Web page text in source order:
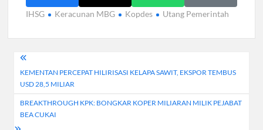
IHSG Keracunan MBG Kopdes Utang Pemerintah
Navigasi
pos
KEMENTAN PERCEPAT HILIRISASI KELAPA SAWIT, EKSPOR TEMBUS
USD 28,5 MILIAR
BREAKTHROUGH KPK: BONGKAR KOPER MILIARAN MILIK PEJABAT
BEA CUKAI